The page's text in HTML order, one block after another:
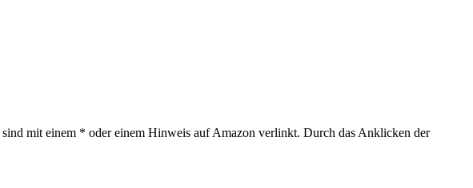
mit einem * oder einem Hinweis auf Amazon verlinkt. Durch das Anklicken der